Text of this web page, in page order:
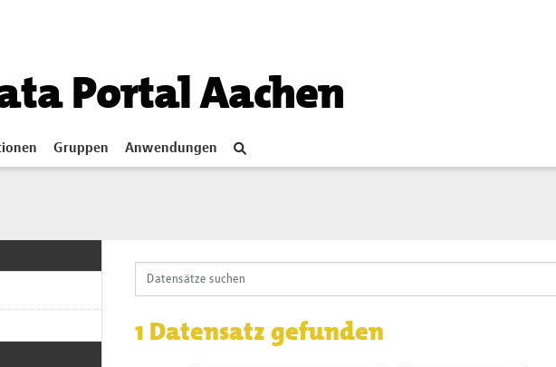
Portal Aachen
Gruppen Anwendungen
1 Datensatz gefunden